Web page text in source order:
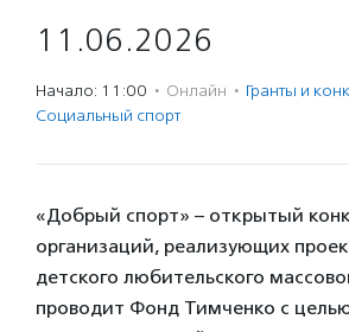
11.06.2026
Начало: 11:00 · Онлайн · Гранты и
Социальный спорт
«Добрый спорт» – открытый
организаций, реализующих
детского любительского
проводит Фонд Тимченко с